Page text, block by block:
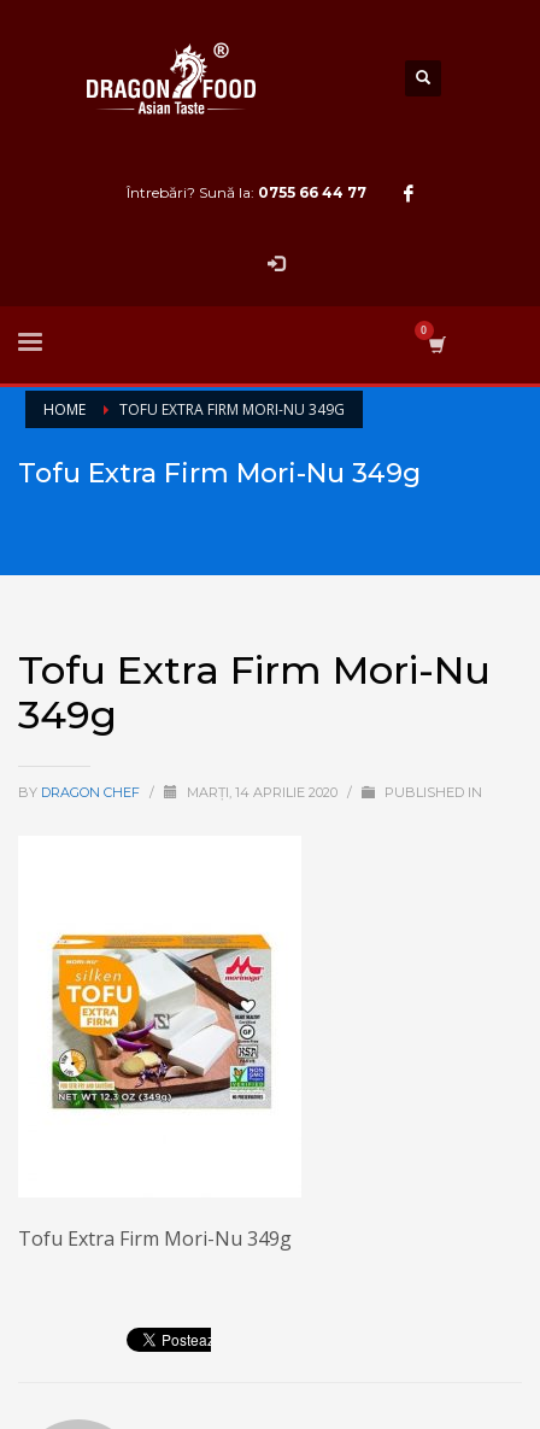
Întrebări? Sună la: 0755 66 44 77
HOME TOFU EXTRA FIRM MORI-NU 349G
Tofu Extra Firm Mori-Nu 349g
Tofu Extra Firm Mori-Nu
349g
BY DRAGON CHEF / MARȚI, 14 APRILIE 2020 / PUBLISHED IN
Tofu Extra Firm Mori-Nu 349g